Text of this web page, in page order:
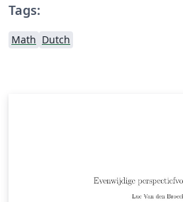
Tags:
Math Dutch